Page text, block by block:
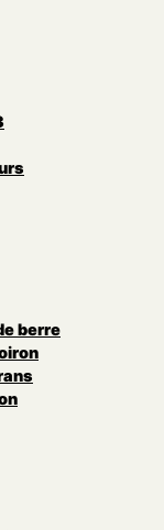
berre